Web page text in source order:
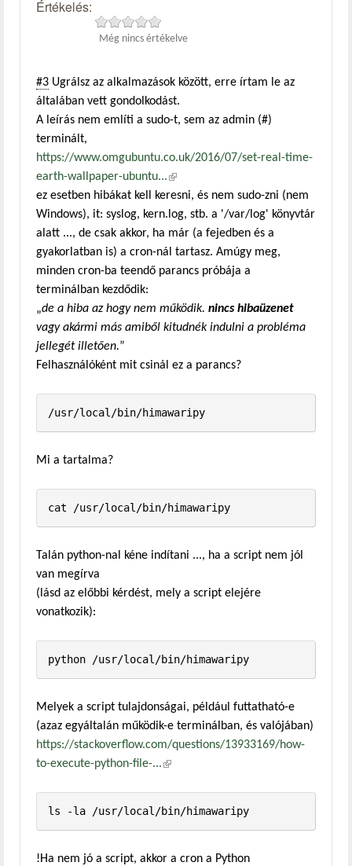
Értékelés:
Még nincs értékelve
#3 Ugrálsz az alkalmazások között, erre írtam le az
általában vett gondolkodást.
A leírás nem említi a sudo-t, sem az admin (#)
terminált,
https://www.omgubuntu.co.uk/2016/07/set-real-time-
earth-wallpaper-ubuntu...(külső hivatkozás)
ez esetben hibákat kell keresni, és nem sudo-zni (nem
Windows), it: syslog, kern.log, stb. a '/var/log' könyvtár
alatt ..., de csak akkor, ha már (a fejedben és a
gyakorlatban is) a cron-nál tartasz. Amúgy meg,
minden cron-ba teendő parancs próbája a
terminálban kezdődik:
„de a hiba az hogy nem működik. nincs hibaüzenet
vagy akármi más amiből kitudnék indulni a probléma
jellegét illetően.”
Felhasználóként mit csinál ez a parancs?
/usr/local/bin/himawaripy
Mi a tartalma?
cat /usr/local/bin/himawaripy
Talán python-nal kéne indítani ..., ha a script nem jól
van megírva
(lásd az előbbi kérdést, mely a script elejére
vonatkozik):
python /usr/local/bin/himawaripy
Melyek a script tulajdonságai, például futtatható-e
(azaz egyáltalán működik-e terminálban, és valójában)
https://stackoverflow.com/questions/13933169/how-
to-execute-python-file-...(külső hivatkozás)
ls -la /usr/local/bin/himawaripy
!Ha nem jó a script, akkor a cron a Python